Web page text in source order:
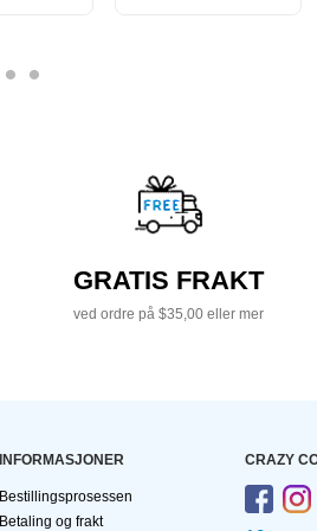
GRATIS FRAKT
ved ordre på $35,00 eller mer
INFORMASJONER
Bestillingsprosessen
Betaling og frakt
CRAZY